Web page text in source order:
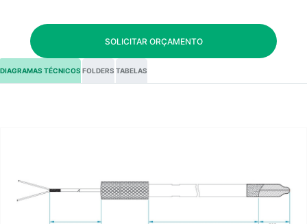
SOLICITAR ORÇAMENTO
DIAGRAMAS TÉCNICOS FOLDERS TABELAS